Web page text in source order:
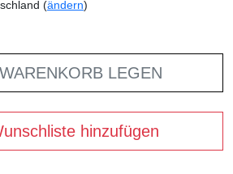
(ändern)
LEGEN
hinzufügen